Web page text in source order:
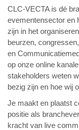
CLC-VECTA is dé
evementensector en
zijn in het
beurzen,
en
op onze online
stakeholders weten
bezig zijn en hoe wij
Je maakt en plaatst
positie als
kracht van live